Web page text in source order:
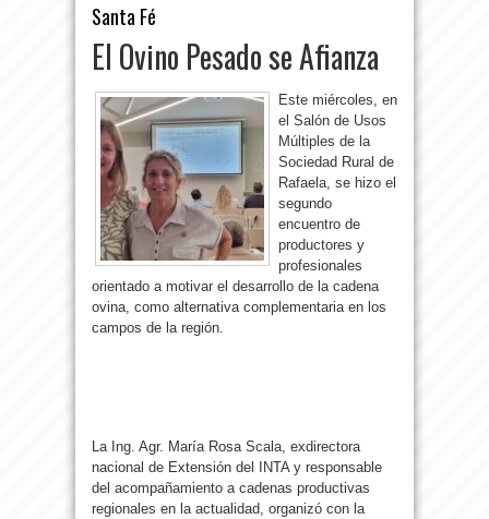
Santa Fé
El Ovino Pesado se Afianza
Este miércoles, en
el Salón de Usos
Múltiples de la
Sociedad Rural de
Rafaela, se hizo el
segundo
encuentro de
productores y
profesionales
orientado a motivar el desarrollo de la cadena
ovina, como alternativa complementaria en los
campos de la región.
La Ing. Agr. María Rosa Scala, exdirectora
nacional de Extensión del INTA y responsable
del acompañamiento a cadenas productivas
regionales en la actualidad, organizó con la